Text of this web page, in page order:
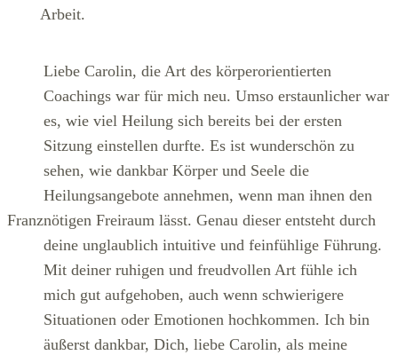
Arbeit.
Franz
Liebe Carolin, die Art des körperorientierten
Coachings war für mich neu. Umso erstaunlicher war
es, wie viel Heilung sich bereits bei der ersten
Sitzung einstellen durfte. Es ist wunderschön zu
sehen, wie dankbar Körper und Seele die
Heilungsangebote annehmen, wenn man ihnen den
nötigen Freiraum lässt. Genau dieser entsteht durch
deine unglaublich intuitive und feinfühlige Führung.
Mit deiner ruhigen und freudvollen Art fühle ich
mich gut aufgehoben, auch wenn schwierigere
Situationen oder Emotionen hochkommen. Ich bin
äußerst dankbar, Dich, liebe Carolin, als meine